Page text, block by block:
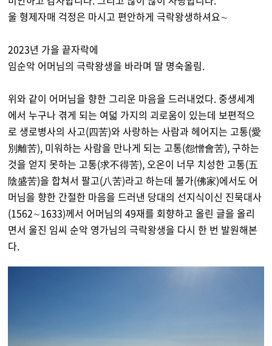
울 형제자매 걱정은 마시고 편안하게 극락왕생하셔요∼
2023년 가을 끝자락에
임순악 어머님의 극락왕생을 바라며 딸 명숙올림.
위와 같이 어머님을 향한 그리운 마음을 드러내었다. 중생세계
에서 누구나 겪게 되는 여덟 가지의 괴로움이 있는데 보편적으
로 생로병사의 사고(四苦)와 사랑하는 사람과 헤어지는 고통(愛
別離苦), 미워하는 사람을 만나게 되는 고통(怨憎會苦), 구하는
것을 얻지 못하는 고통(求不得苦), 오온이 너무 치성한 고통(五
陰盛苦)을 합쳐서 팔고(八苦)라고 하는데 불가(佛家)에서도 어
머님을 향한 간절한 마음을 드러낸 당대의 선지식이신 진묵대사
(1562∼1633)께서 어머님의 49재를 회향하고 올린 글을 올리
면서 울진 임씨 순악 영가님의 극락왕생을 다시 한 번 발원해본
다.